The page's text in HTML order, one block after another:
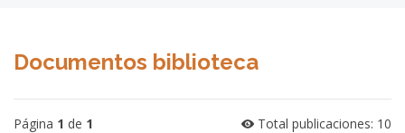
Documentos biblioteca
Página 1 de 1 Total publicaciones: 10